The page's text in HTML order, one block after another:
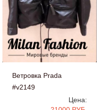
Ветровка Prada
#v2149
Цена: